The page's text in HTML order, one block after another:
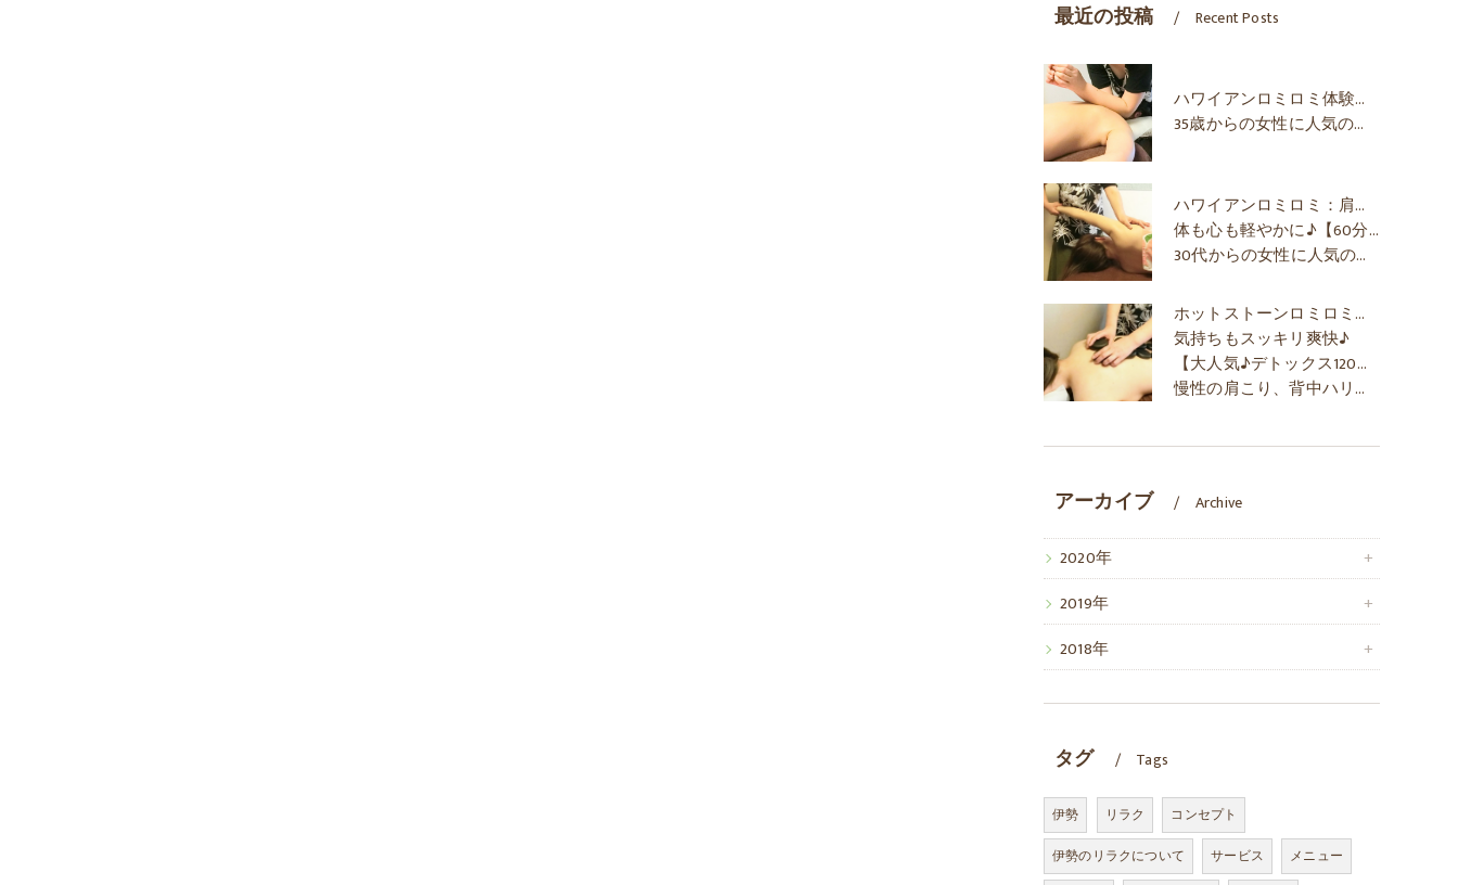
最近の投稿 Recent Posts
ハワイアンロミロミ体験効果/ご感想
35歳からの女性に人気のリラクゼーション
ハワイアンロミロミ：肩こり、首こり、背中ハリ、ムクミ、ストレス解消
体も心も軽やかに♪【60分コース】
30代からの女性に人気のリラクゼーション
ホットストーンロミロミ＆アロママッサージオイル
気持ちもスッキリ爽快♪
【大人気♪デトックス120分コース】
慢性の肩こり、背中ハリ、ムクミ、頭痛、冷え！30代からの女性に人気のリラクゼーション
アーカイブ Archive
2020年
2019年
2018年
タグ Tags
伊勢 リラク
コンセプト
伊勢のリラクについて
サービス
メニュー